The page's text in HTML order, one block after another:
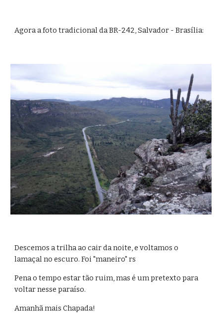
Agora a foto tradicional da BR-242, Salvador - Brasília:
Descemos a trilha ao cair da noite, e voltamos o
lamaçal no escuro. Foi "maneiro" rs
Pena o tempo estar tão ruim, mas é um pretexto para
voltar nesse paraíso.
Amanhã mais Chapada!